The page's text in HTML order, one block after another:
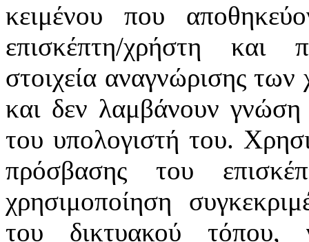
κειμένου που
επισκέπτη/χρήστη και
στοιχεία αναγνώρισης
και δεν λαμβάνουν γνώση
του υπολογιστή του.
πρόσβασης του
χρησιμοποίηση
του δικτυακού τόπου,